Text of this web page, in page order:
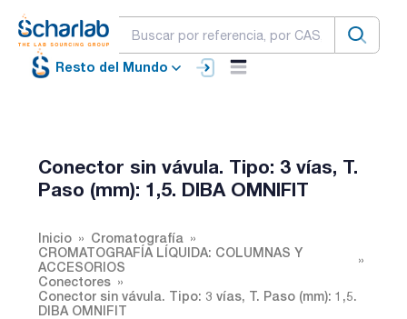
Resto del Mundo
Conector sin vávula. Tipo: 3 vías, T.
Paso (mm): 1,5. DIBA OMNIFIT
Inicio
Cromatografía
CROMATOGRAFÍA LÍQUIDA: COLUMNAS Y
ACCESORIOS
Conectores
Conector sin vávula. Tipo: 3 vías, T. Paso (mm): 1,5.
DIBA OMNIFIT